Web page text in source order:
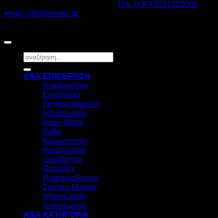
Τηλ. (+30) 2321321506
email: info@hostec.gr
Αναζήτηση
για:
ΑΝΑ ΕΠΙΧΕΙΡΗΣΗ
Αναψυκτήριο
Εστιατόριο
Ζαχαροπλαστείο
Ιχθυοπωλείο
Καφέ-Μπαρ
Κάβα
Καφεκοπτείο
Κρεοπωλείο
Ξενοδοχείο
Πιτσαρία
Πρατήριο Άρτου
Σούπερ Μάρκετ
Ψητοπωλείο
Ανθοπωλείο
ΑΝΑ ΚΑΤΗΓΟΡΙΑ